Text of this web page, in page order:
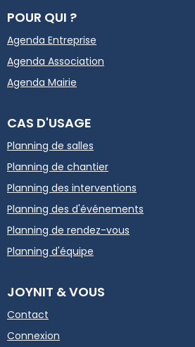
POUR QUI ?
Agenda Entreprise
Agenda Association
Agenda Mairie
CAS D'USAGE
Planning de salles
Planning de chantier
Planning des interventions
Planning des d'événements
Planning de rendez-vous
Planning d'équipe
JOYNIT & VOUS
Contact
Connexion